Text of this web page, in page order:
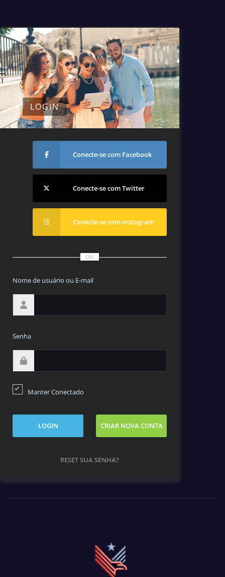
LOGIN
Conecte-se com Facebook
Conecte-se com Twitter
Conecte-se com Instagram
OU
Nome de usuário ou E-mail
Senha
Manter Conectado
LOGIN CRIAR NOVA CONTA
RESET SUA SENHA?